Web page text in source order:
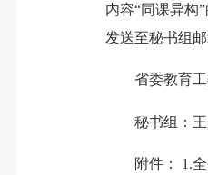
内容“同课异构
发送至秘书组
省委教育工委
秘书组：王震
附件： 1.全